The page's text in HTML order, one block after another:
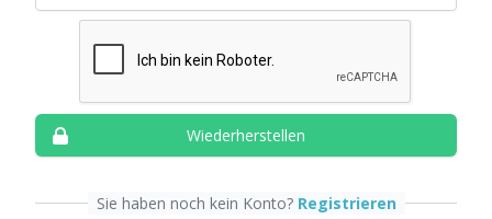
Wiederherstellen
Sie haben noch kein Konto? Registrieren